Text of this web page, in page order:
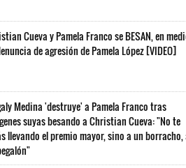
Cueva y Pamela Franco se BESAN, en
de agresión de Pamela López [VIDEO]
Medina 'destruye' a Pamela Franco tras
suyas besando a Christian Cueva: "No te
llevando el premio mayor, sino a un borracho,